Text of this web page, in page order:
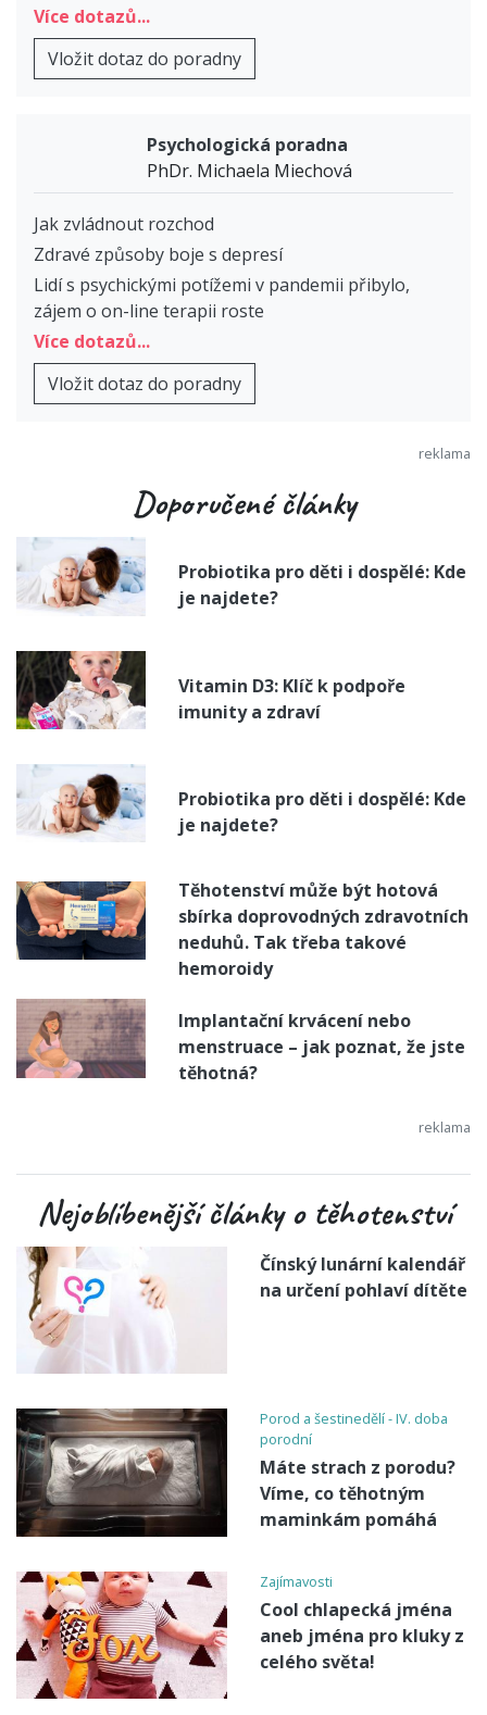
Více dotazů...
Vložit dotaz do poradny
Psychologická poradna
PhDr. Michaela Miechová
Jak zvládnout rozchod
Zdravé způsoby boje s depresí
Lidí s psychickými potížemi v pandemii přibylo,
zájem o on-line terapii roste
Více dotazů...
Vložit dotaz do poradny
Doporučené články
Probiotika pro děti i dospělé: Kde
je najdete?
Vitamin D3: Klíč k podpoře
imunity a zdraví
Probiotika pro děti i dospělé: Kde
je najdete?
Těhotenství může být hotová
sbírka doprovodných zdravotních
neduhů. Tak třeba takové
hemoroidy
Implantační krvácení nebo
menstruace – jak poznat, že jste
těhotná?
Nejoblíbenější články o těhotenství
Čínský lunární kalendář
na určení pohlaví dítěte
Porod a šestinedělí - IV. doba
porodní
Máte strach z porodu?
Víme, co těhotným
maminkám pomáhá
Zajímavosti
Cool chlapecká jména
aneb jména pro kluky z
celého světa!